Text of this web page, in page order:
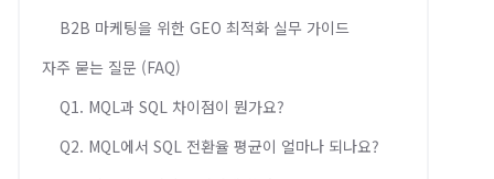
B2B 마케팅을 위한 GEO 최적화 실무 가이드
자주 묻는 질문 (FAQ)
Q1. MQL과 SQL 차이점이 뭔가요?
Q2. MQL에서 SQL 전환율 평균이 얼마나 되나요?